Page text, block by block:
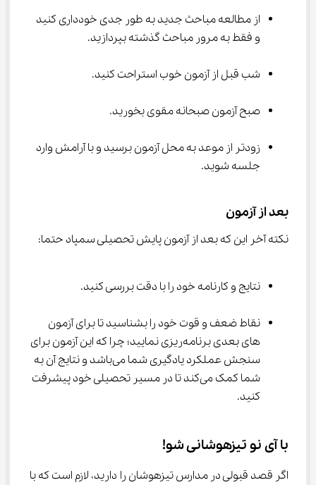
از مطالعه مباحث جدید به طور جدی خودداری کنید
و فقط به مرور مباحث گذشته بپردازید.
شب قبل از آزمون خوب استراحت کنید.
صبح آزمون صبحانه مقوی بخورید.
زودتر از موعد به محل آزمون برسید و با آرامش وارد
جلسه شوید.
بعد از آزمون
نکته آخر این که بعد از آزمون پایش تحصیلی سمپاد حتما:
نتایج و کارنامه خود را با دقت بررسی کنید.
نقاط ضعف و قوت خود را بشناسید تا برای آزمون
های بعدی برنامه‌ریزی نمایید؛ چرا که این آزمون برای
سنجش عملکرد یادگیری شما می‌باشد و نتایج آن به
شما کمک می‌کند تا در مسیر تحصیلی خود پیشرفت
کنید.
با آی نو تیزهوشانی شو!
اگر قصد قبولی در مدارس تیزهوشان را دارید، لازم است که با